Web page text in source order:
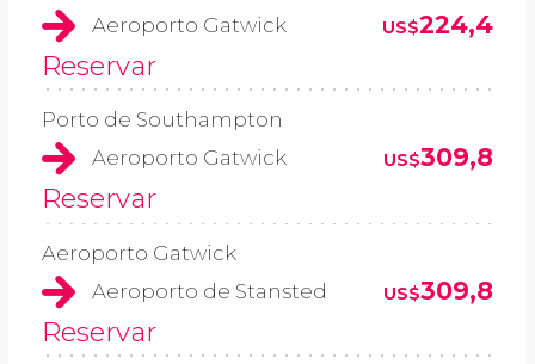
Aeroporto Gatwick
US$224,4
Reservar
Porto de Southampton
Aeroporto Gatwick
US$309,8
Reservar
Aeroporto Gatwick
Aeroporto de Stansted
US$309,8
Reservar